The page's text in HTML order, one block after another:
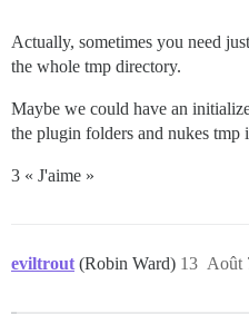
Actually, sometimes you need
the whole tmp directory.
Maybe we could have an
the plugin folders and nukes
3 « J'aime »
eviltrout (Robin Ward) Août
13